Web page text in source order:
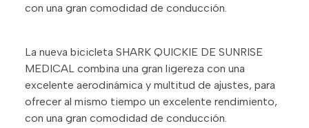
con una gran comodidad de conducción.
La nueva bicicleta SHARK QUICKIE DE SUNRISE
MEDICAL combina una gran ligereza con una
excelente aerodinámica y multitud de ajustes, para
ofrecer al mismo tiempo un excelente rendimiento,
con una gran comodidad de conducción.